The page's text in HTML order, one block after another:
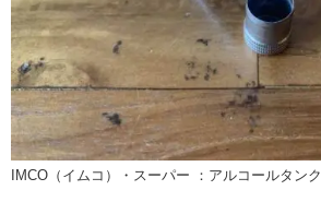
IMCO（イムコ）・スーパー ：アルコールタンク